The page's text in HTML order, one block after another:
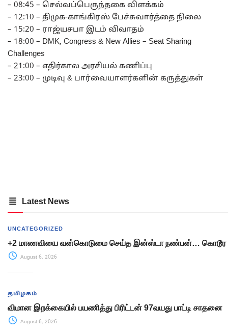
– 08:45 – செல்வப்பெருந்தகை விளக்கம்
– 12:10 – திமுக-காங்கிரஸ் பேச்சுவார்த்தை நிலை
– 15:20 – ராஜ்யசபா இடம் விவாதம்
– 18:00 – DMK, Congress & New Allies – Seat Sharing
Challenges
– 21:00 – எதிர்கால அரசியல் கணிப்பு
– 23:00 – முடிவு & பார்வையாளர்களின் கருத்துகள்
Latest News
UNCATEGORIZED
+2 மாணவியை வன்கொடுமை செய்த இன்ஸ்டா நண்பன்… கொடூர
August 6, 2026
தமிழகம்
விமான இறக்கையில் பயணித்து பிரிட்டன் 97வயது பாட்டி சாதனை
August 6, 2026